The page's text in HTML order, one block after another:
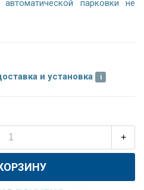
парковки не
и установка
+